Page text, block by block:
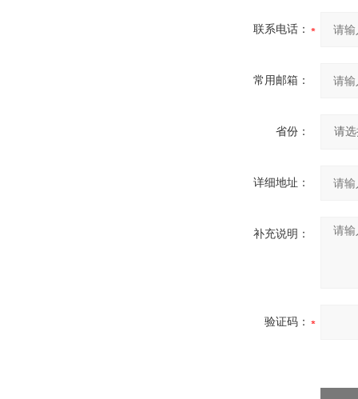
联系电话：
常用邮箱：
省份：
详细地址：
补充说明：
验证码：